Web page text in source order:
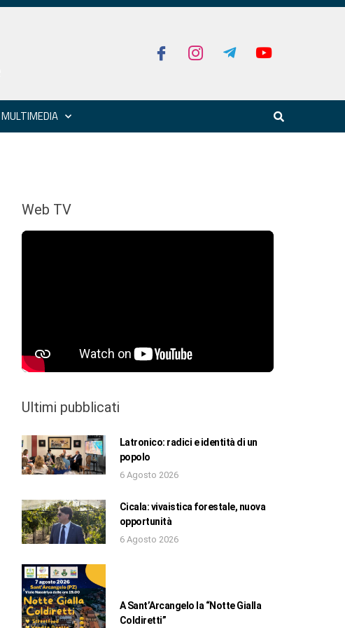
MULTIMEDIA
Web TV
Ultimi pubblicati
Latronico: radici e identità di un
popolo
6 Agosto 2026
Cicala: vivaistica forestale, nuova
opportunità
6 Agosto 2026
A Sant’Arcangelo la “Notte Gialla
Coldiretti”